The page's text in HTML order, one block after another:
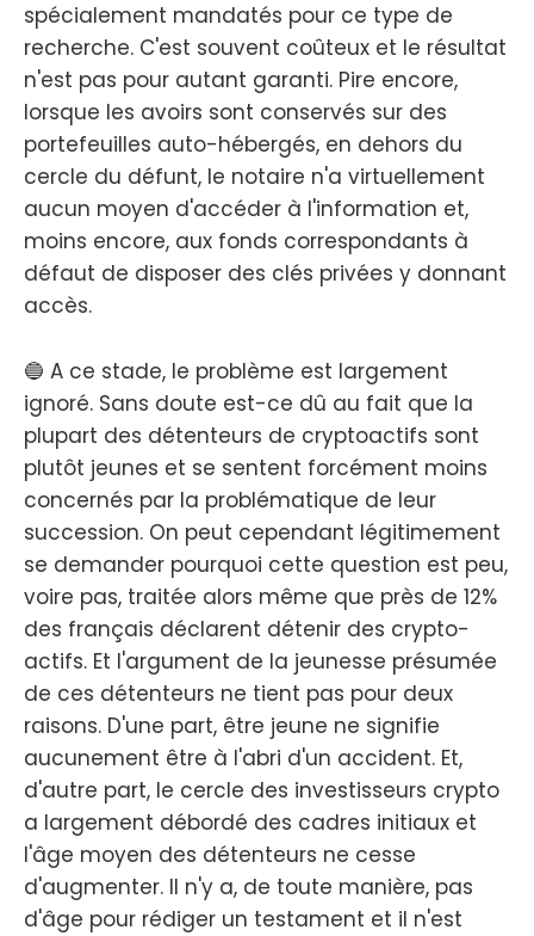
spécialement mandatés pour ce type de
recherche. C'est souvent coûteux et le résultat
n'est pas pour autant garanti. Pire encore,
lorsque les avoirs sont conservés sur des
portefeuilles auto-hébergés, en dehors du
cercle du défunt, le notaire n'a virtuellement
aucun moyen d'accéder à l'information et,
moins encore, aux fonds correspondants à
défaut de disposer des clés privées y donnant
accès.
🔵 A ce stade, le problème est largement
ignoré. Sans doute est-ce dû au fait que la
plupart des détenteurs de cryptoactifs sont
plutôt jeunes et se sentent forcément moins
concernés par la problématique de leur
succession. On peut cependant légitimement
se demander pourquoi cette question est peu,
voire pas, traitée alors même que près de 12%
des français déclarent détenir des crypto-
actifs. Et l'argument de la jeunesse présumée
de ces détenteurs ne tient pas pour deux
raisons. D'une part, être jeune ne signifie
aucunement être à l'abri d'un accident. Et,
d'autre part, le cercle des investisseurs crypto
a largement débordé des cadres initiaux et
l'âge moyen des détenteurs ne cesse
d'augmenter. Il n'y a, de toute manière, pas
d'âge pour rédiger un testament et il n'est